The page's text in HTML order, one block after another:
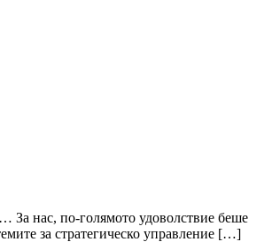
За нас, по-голямото удоволствие беше
за стратегическо управление […]